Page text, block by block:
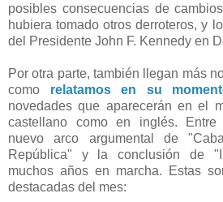
posibles consecuencias de
hubiera tomado otros derroteros, y
del Presidente John F. Kennedy en
Por otra parte, también llegan más
como relatamos en su
novedades que aparecerán en el
castellano como en inglés. Entre
nuevo arco argumental de
República" y la conclusión de
muchos años en marcha. Estas
destacadas del mes: